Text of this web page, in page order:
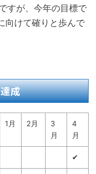
すが、今年の目標で
向けて確りと歩んで
成
1月 2月
3
月
4
月
✔